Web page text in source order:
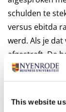
This website
schulden te
versus ebitda
werd. Als je
afgestraft. De
daalde van
miljard euro.